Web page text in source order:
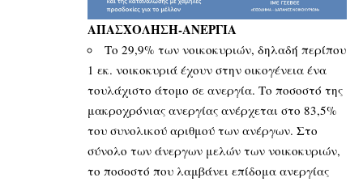
ΑΠΑΣΧΟΛΗΣΗ-ΑΝΕΡΓΙΑ
Το 29,9% των νοικοκυριών, δηλαδή περίπου
1 εκ. νοικοκυριά έχουν στην οικογένεια ένα
τουλάχιστο άτομο σε ανεργία. Το ποσοστό της
μακροχρόνιας ανεργίας ανέρχεται στο 83,5%
του συνολικού αριθμού των ανέργων. Στο
σύνολο των άνεργων μελών των νοικοκυριών,
το ποσοστό που λαμβάνει επίδομα ανεργίας